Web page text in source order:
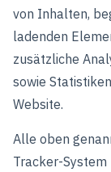
von Inhalten,
ladenden
zusätzliche
sowie
Website.
Alle oben
Tracker-